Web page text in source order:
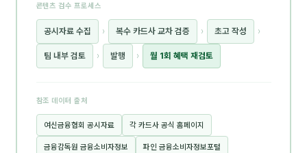
콘텐츠 검수 프로세스
공시자료 수집 › 복수 카드사 교차 검증 › 초고 작성 ›
팀 내부 검토 › 발행 › 월 1회 혜택 재검토
참조 데이터 출처
여신금융협회 공시자료 각 카드사 공식 홈페이지
금융감독원 금융소비자정보 파인 금융소비자정보포털